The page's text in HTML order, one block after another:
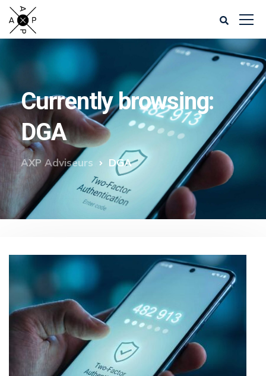
Currently browsing:
DGA
AXP Adviseurs DGA